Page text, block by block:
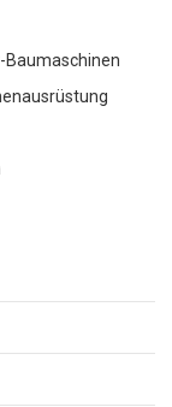
Baumaschinen